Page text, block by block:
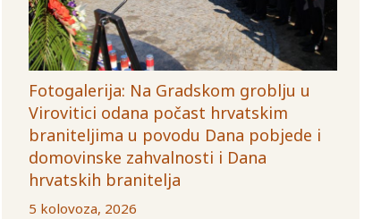
Fotogalerija: Na Gradskom groblju u
Virovitici odana počast hrvatskim
braniteljima u povodu Dana pobjede i
domovinske zahvalnosti i Dana
hrvatskih branitelja
5 kolovoza, 2026